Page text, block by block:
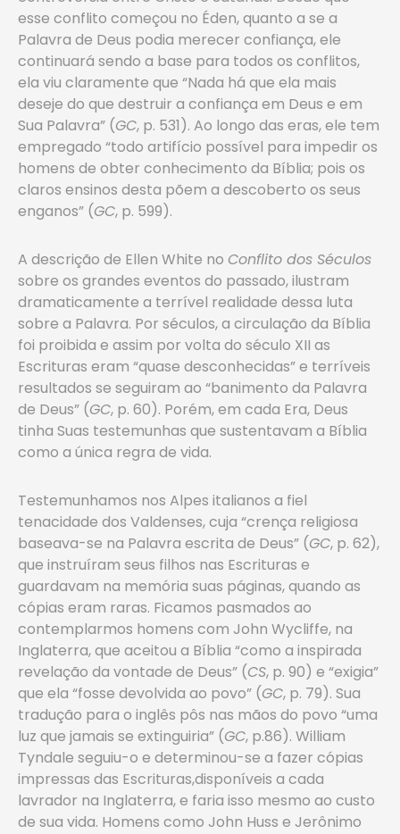
esse conflito começou no Éden, quanto a se a
Palavra de Deus podia merecer confiança, ele
continuará sendo a base para todos os conflitos,
ela viu claramente que “Nada há que ela mais
deseje do que destruir a confiança em Deus e em
Sua Palavra” (GC, p. 531). Ao longo das eras, ele tem
empregado “todo artifício possível para impedir os
homens de obter conhecimento da Bíblia; pois os
claros ensinos desta põem a descoberto os seus
enganos” (GC, p. 599).
A descrição de Ellen White no Conflito dos Séculos
sobre os grandes eventos do passado, ilustram
dramaticamente a terrível realidade dessa luta
sobre a Palavra. Por séculos, a circulação da Bíblia
foi proibida e assim por volta do século XII as
Escrituras eram “quase desconhecidas” e terríveis
resultados se seguiram ao “banimento da Palavra
de Deus” (GC, p. 60). Porém, em cada Era, Deus
tinha Suas testemunhas que sustentavam a Bíblia
como a única regra de vida.
Testemunhamos nos Alpes italianos a fiel
tenacidade dos Valdenses, cuja “crença religiosa
baseava-se na Palavra escrita de Deus” (GC, p. 62),
que instruíram seus filhos nas Escrituras e
guardavam na memória suas páginas, quando as
cópias eram raras. Ficamos pasmados ao
contemplarmos homens com John Wycliffe, na
Inglaterra, que aceitou a Bíblia “como a inspirada
revelação da vontade de Deus” (CS, p. 90) e “exigia”
que ela “fosse devolvida ao povo” (GC, p. 79). Sua
tradução para o inglês pôs nas mãos do povo “uma
luz que jamais se extinguiria” (GC, p.86). William
Tyndale seguiu-o e determinou-se a fazer cópias
impressas das Escrituras,disponíveis a cada
lavrador na Inglaterra, e faria isso mesmo ao custo
de sua vida. Homens como John Huss e Jerônimo